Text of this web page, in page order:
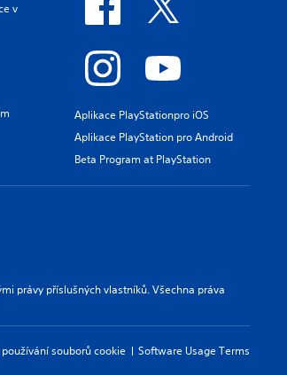
v
Aplikace PlayStationpro iOS
Aplikace PlayStation pro Android
Beta Program at PlayStation
právy příslušných vlastníků. Všechna práva
souborů cookie Software Usage Terms